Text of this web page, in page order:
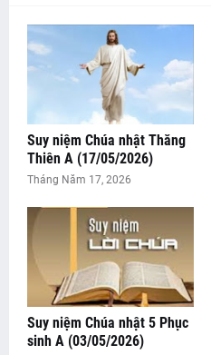
Suy niệm Chúa nhật Thăng
Thiên A (17/05/2026)
Tháng Năm 17, 2026
Suy niệm Chúa nhật 5 Phục
sinh A (03/05/2026)